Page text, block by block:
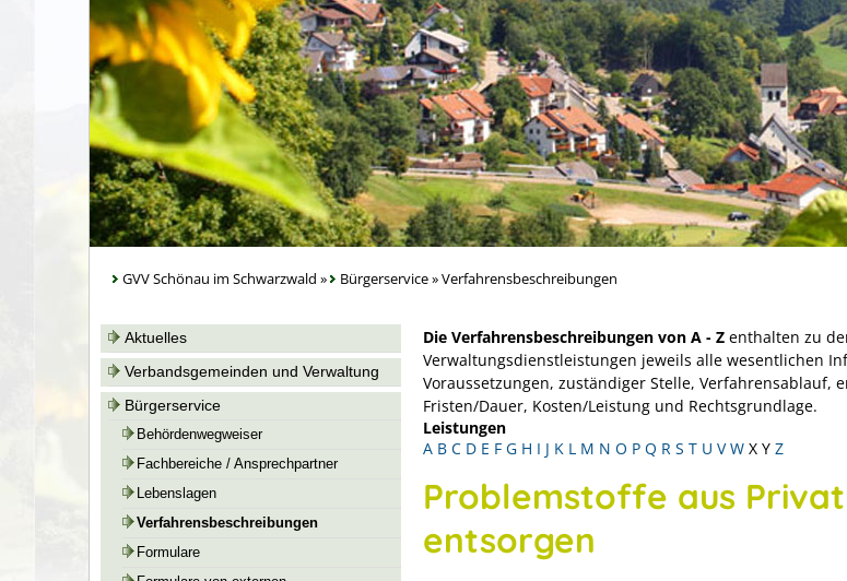
GVV Schönau im Schwarzwald » Bürgerservice»Verfahrensbeschreibungen
Aktuelles
Verbandsgemeinden und Verwaltung
Bürgerservice
Behördenwegweiser
Fachbereiche / Ansprechpartner
Lebenslagen
Verfahrensbeschreibungen
Formulare
Die Verfahrensbeschreibungen von A - Z enthalten zu
Verwaltungsdienstleistungen jeweils alle wesentlichen
Voraussetzungen, zuständiger Stelle, Verfahrensablauf,
Fristen/Dauer, Kosten/Leistung und Rechtsgrundlage.
Leistungen
A B C D E F G H I J K L M N O P Q R S T U V W X Y Z
Problemstoffe aus
entsorgen